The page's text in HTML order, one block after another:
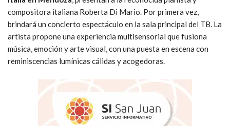
compositora italiana Roberta Di Mario. Por primera vez,
brindará un concierto espectáculo en la sala principal del TB. La
artista propone una experiencia multisensorial que fusiona
música, emoción y arte visual, con una puesta en escena con
reminiscencias lumínicas cálidas y acogedoras.